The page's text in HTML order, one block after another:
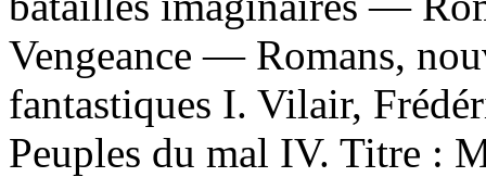
Vengeance — Romans,
fantastiques I. Vilair,
Peuples du mal IV. Titre :